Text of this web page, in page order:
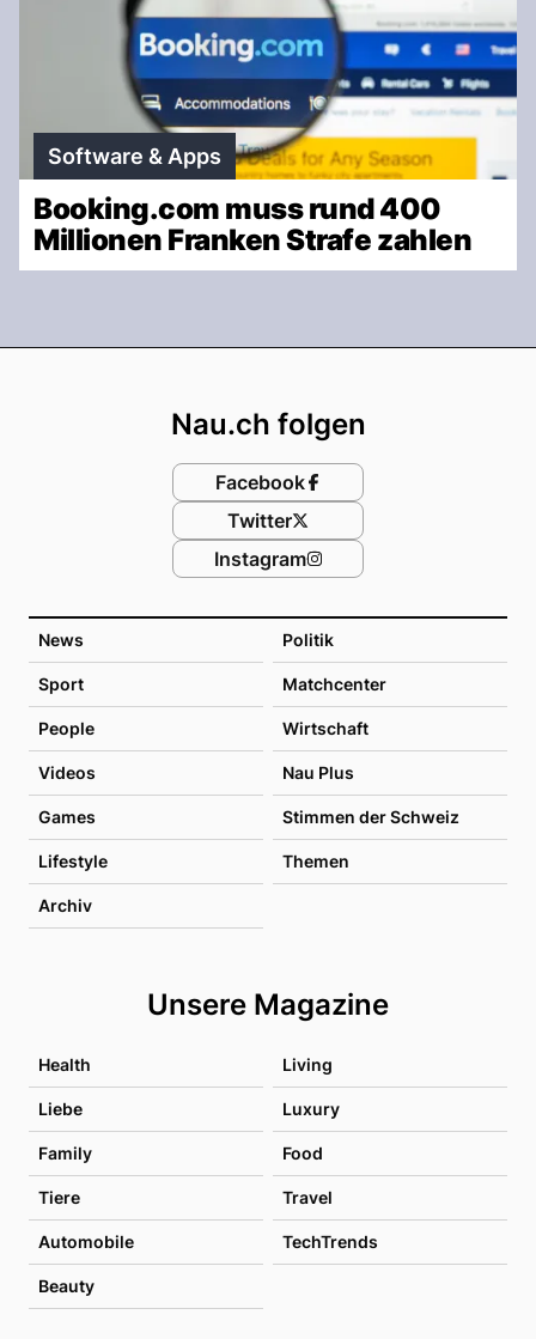
Software & Apps
Booking.com muss rund 400
Millionen Franken Strafe zahlen
News Politik
Sport Matchcenter
People Wirtschaft
Videos Nau Plus
Games Stimmen der Schweiz
Lifestyle Themen
Archiv
Unsere Magazine
Health Living
Liebe Luxury
Family Food
Tiere Travel
Automobile TechTrends
Beauty
Nau.ch folgen
Facebook
Twitter
Instagram